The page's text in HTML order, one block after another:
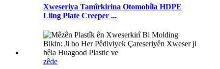
Xweseriya Tamîrkirina Otomobîla HDPE
Liing Plate Creeper ...
zêde